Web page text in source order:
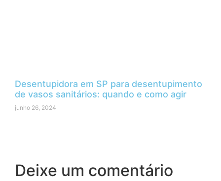
Desentupidora em SP para desentupimento
de vasos sanitários: quando e como agir
junho 26, 2024
Deixe um comentário